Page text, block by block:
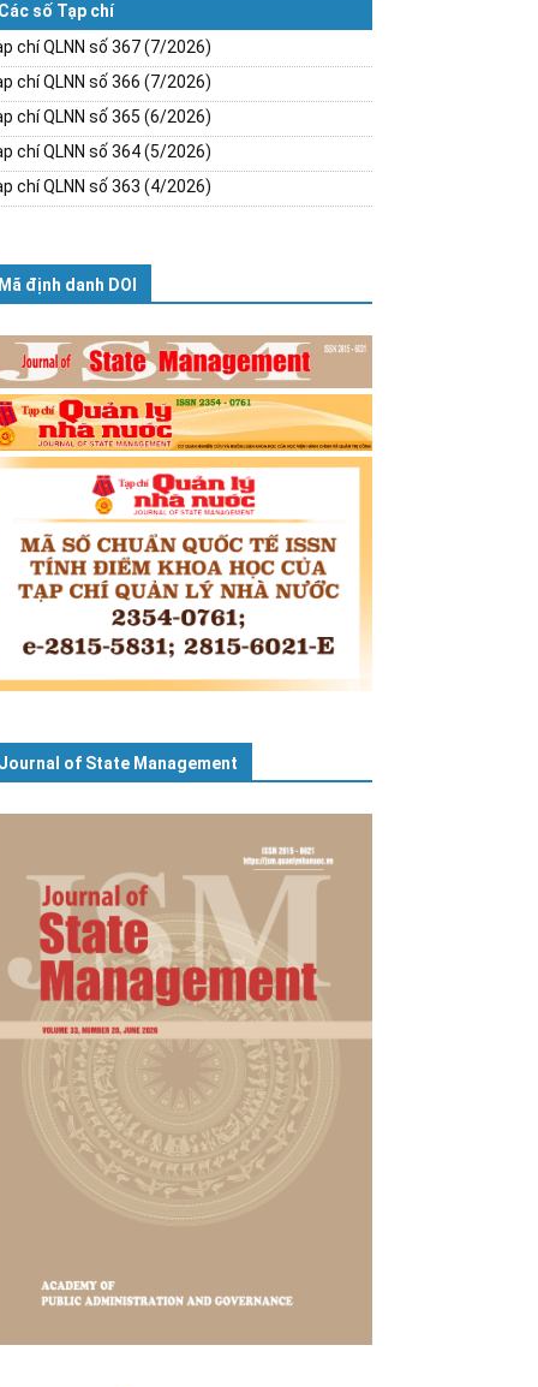
Các số Tạp chí
chí QLNN số 367 (7/2026)
chí QLNN số 366 (7/2026)
chí QLNN số 365 (6/2026)
chí QLNN số 364 (5/2026)
chí QLNN số 363 (4/2026)
Mã định danh DOI
Journal of State Management